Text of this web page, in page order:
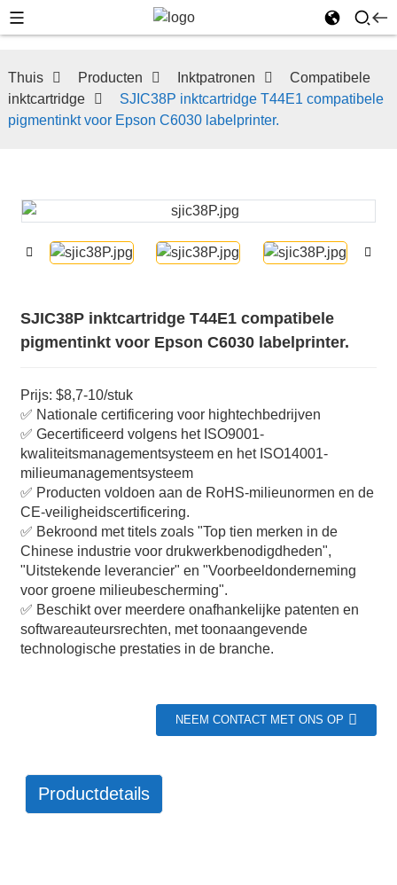
Thuis Producten Inktpatronen
Compatibele
inktcartridge
SJIC38P inktcartridge T44E1 compatibele
pigmentinkt voor Epson C6030 labelprinter.
SJIC38P inktcartridge T44E1 compatibele
pigmentinkt voor Epson C6030 labelprinter.
Prijs: $8,7-10/stuk
✅ Nationale certificering voor hightechbedrijven
✅ Gecertificeerd volgens het ISO9001-
kwaliteitsmanagementsysteem en het ISO14001-
milieumanagementsysteem
✅ Producten voldoen aan de RoHS-milieunormen en de
CE-veiligheidscertificering.
✅ Bekroond met titels zoals "Top tien merken in de
Chinese industrie voor drukwerkbenodigdheden",
"Uitstekende leverancier" en "Voorbeeldonderneming
voor groene milieubescherming".
✅ Beschikt over meerdere onafhankelijke patenten en
softwareauteursrechten, met toonaangevende
technologische prestaties in de branche.
NEEM CONTACT MET ONS OP
Productdetails